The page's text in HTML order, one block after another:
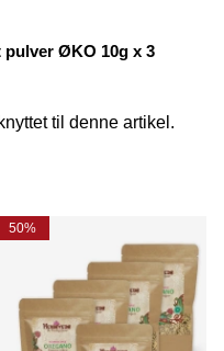
ØKO 10g x 3
til denne artikel.
50%